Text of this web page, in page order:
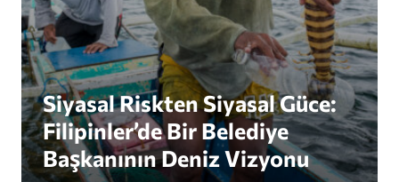
Siyasal Riskten Siyasal Güce:
Filipinler’de Bir Belediye
Başkanının Deniz Vizyonu